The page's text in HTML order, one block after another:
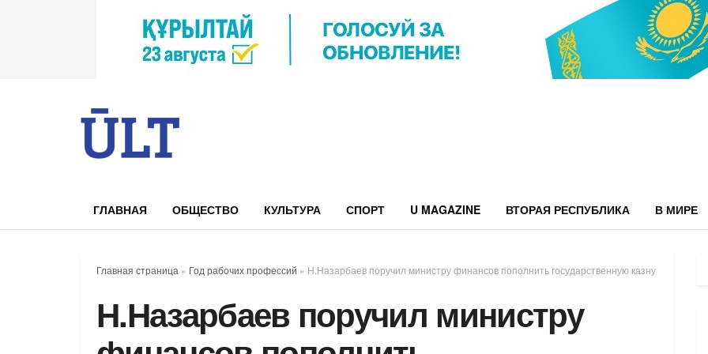
ГЛАВНАЯ ОБЩЕСТВО КУЛЬТУРА СПОРТ U MAGAZINE ВТОРАЯ РЕСПУБЛИКА В МИРЕ
Главная страница » Год рабочих профессий » Н.Назарбаев поручил министру финансов пополнить государственную казну
Н.Назарбаев поручил министру